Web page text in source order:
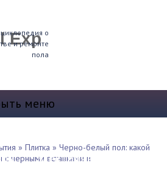
о
и ремонте
пола
меню
Электрические полы
» Плитка » Черно-белый пол: какой
с черными вставками и